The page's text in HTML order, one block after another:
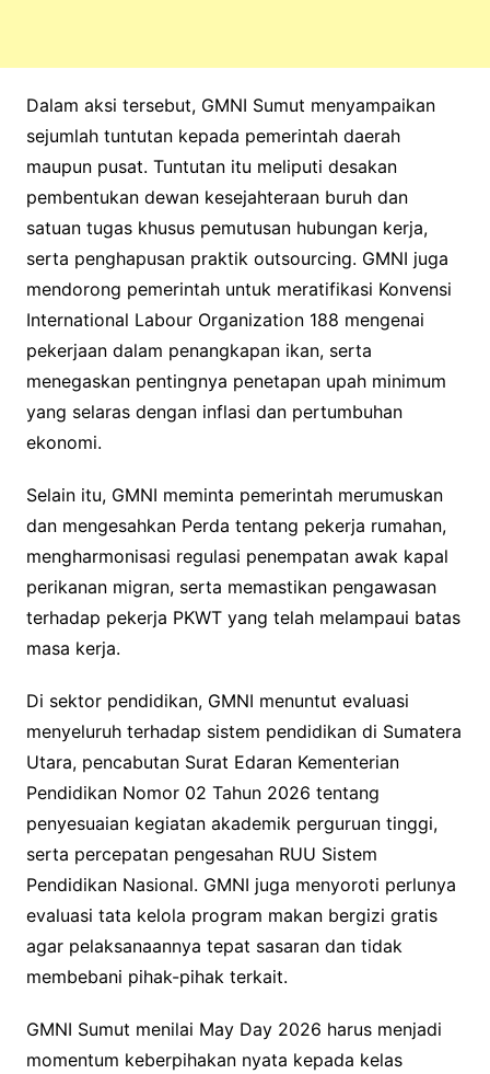
Dalam aksi tersebut, GMNI Sumut menyampaikan
sejumlah tuntutan kepada pemerintah daerah
maupun pusat. Tuntutan itu meliputi desakan
pembentukan dewan kesejahteraan buruh dan
satuan tugas khusus pemutusan hubungan kerja,
serta penghapusan praktik outsourcing. GMNI juga
mendorong pemerintah untuk meratifikasi Konvensi
International Labour Organization 188 mengenai
pekerjaan dalam penangkapan ikan, serta
menegaskan pentingnya penetapan upah minimum
yang selaras dengan inflasi dan pertumbuhan
ekonomi.
Selain itu, GMNI meminta pemerintah merumuskan
dan mengesahkan Perda tentang pekerja rumahan,
mengharmonisasi regulasi penempatan awak kapal
perikanan migran, serta memastikan pengawasan
terhadap pekerja PKWT yang telah melampaui batas
masa kerja.
Di sektor pendidikan, GMNI menuntut evaluasi
menyeluruh terhadap sistem pendidikan di Sumatera
Utara, pencabutan Surat Edaran Kementerian
Pendidikan Nomor 02 Tahun 2026 tentang
penyesuaian kegiatan akademik perguruan tinggi,
serta percepatan pengesahan RUU Sistem
Pendidikan Nasional. GMNI juga menyoroti perlunya
evaluasi tata kelola program makan bergizi gratis
agar pelaksanaannya tepat sasaran dan tidak
membebani pihak-pihak terkait.
GMNI Sumut menilai May Day 2026 harus menjadi
momentum keberpihakan nyata kepada kelas